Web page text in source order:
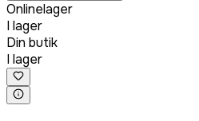
Onlinelager
I lager
Din butik
I lager